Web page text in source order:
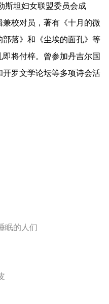
斯坦妇女联盟委员会成
校对员，著有《十月的微
落》和《尘埃的面孔》等
将付梓。曾参加丹吉尔国
罗文学论坛等多项诗会活
眠的人们